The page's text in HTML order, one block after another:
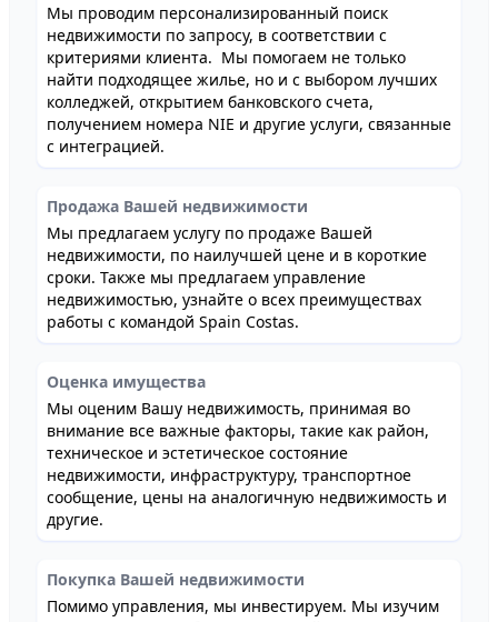
Мы проводим персонализированный поиск
недвижимости по запросу, в соответствии с
критериями клиента. Мы помогаем не только
найти подходящее жилье, но и с выбором лучших
колледжей, открытием банковского счета,
получением номера NIE и другие услуги, связанные
с интеграцией.
Продажа Вашей недвижимости
Мы предлагаем услугу по продаже Вашей
недвижимости, по наилучшей цене и в короткие
сроки. Также мы предлагаем управление
недвижимостью, узнайте о всех преимуществах
работы с командой Spain Costas.
Оценка имущества
Мы оценим Вашу недвижимость, принимая во
внимание все важные факторы, такие как район,
техническое и эстетическое состояние
недвижимости, инфраструктуру, транспортное
сообщение, цены на аналогичную недвижимость и
другие.
Покупка Вашей недвижимости
Помимо управления, мы инвестируем. Мы изучим